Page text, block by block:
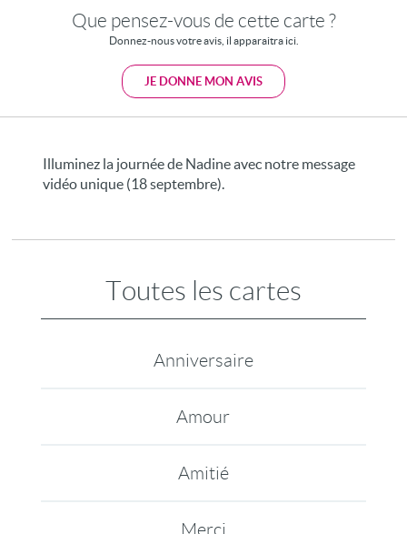
Que pensez-vous de cette carte ?
Donnez-nous votre avis, il apparaitra ici.
JE DONNE MON AVIS
Illuminez la journée de Nadine avec notre message
vidéo unique (18 septembre).
Toutes les cartes
Anniversaire
Amour
Amitié
Merci